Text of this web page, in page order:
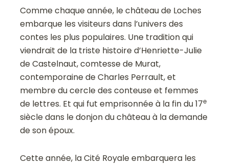
Comme chaque année, le château de Loches
embarque les visiteurs dans l’univers des
contes les plus populaires. Une tradition qui
viendrait de la triste histoire d’Henriette-Julie
de Castelnaut, comtesse de Murat,
contemporaine de Charles Perrault, et
membre du cercle des conteuse et femmes
de lettres. Et qui fut emprisonnée à la fin du 17e
siècle dans le donjon du château à la demande
de son époux.
Cette année, la Cité Royale embarquera les